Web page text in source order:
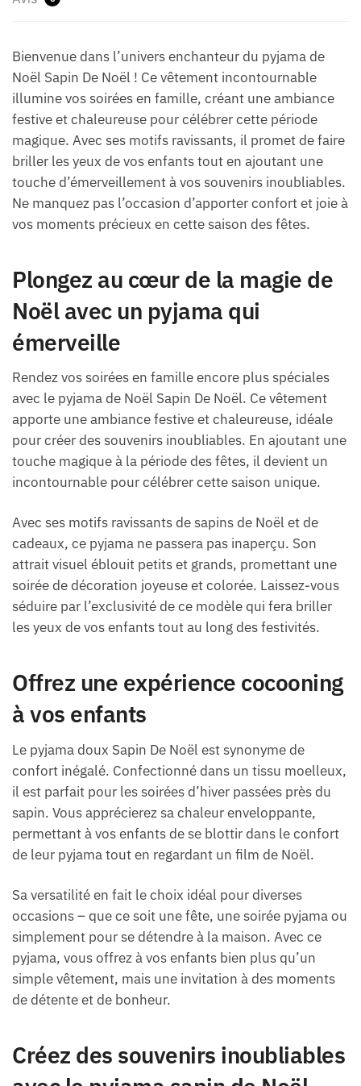
Bienvenue dans l’univers enchanteur du pyjama de
Noël Sapin De Noël ! Ce vêtement incontournable
illumine vos soirées en famille, créant une ambiance
festive et chaleureuse pour célébrer cette période
magique. Avec ses motifs ravissants, il promet de faire
briller les yeux de vos enfants tout en ajoutant une
touche d’émerveillement à vos souvenirs inoubliables.
Ne manquez pas l’occasion d’apporter confort et joie à
vos moments précieux en cette saison des fêtes.
Plongez au cœur de la magie de
Noël avec un pyjama qui
émerveille
Rendez vos soirées en famille encore plus spéciales
avec le pyjama de Noël Sapin De Noël. Ce vêtement
apporte une ambiance festive et chaleureuse, idéale
pour créer des souvenirs inoubliables. En ajoutant une
touche magique à la période des fêtes, il devient un
incontournable pour célébrer cette saison unique.
Avec ses motifs ravissants de sapins de Noël et de
cadeaux, ce pyjama ne passera pas inaperçu. Son
attrait visuel éblouit petits et grands, promettant une
soirée de décoration joyeuse et colorée. Laissez-vous
séduire par l’exclusivité de ce modèle qui fera briller
les yeux de vos enfants tout au long des festivités.
Offrez une expérience cocooning
à vos enfants
Le pyjama doux Sapin De Noël est synonyme de
confort inégalé. Confectionné dans un tissu moelleux,
il est parfait pour les soirées d’hiver passées près du
sapin. Vous apprécierez sa chaleur enveloppante,
permettant à vos enfants de se blottir dans le confort
de leur pyjama tout en regardant un film de Noël.
Sa versatilité en fait le choix idéal pour diverses
occasions – que ce soit une fête, une soirée pyjama ou
simplement pour se détendre à la maison. Avec ce
pyjama, vous offrez à vos enfants bien plus qu’un
simple vêtement, mais une invitation à des moments
de détente et de bonheur.
Créez des souvenirs inoubliables